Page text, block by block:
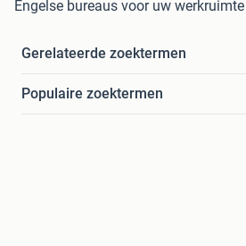
Engelse bureaus voor uw werkruimte
Gerelateerde zoektermen
Populaire zoektermen